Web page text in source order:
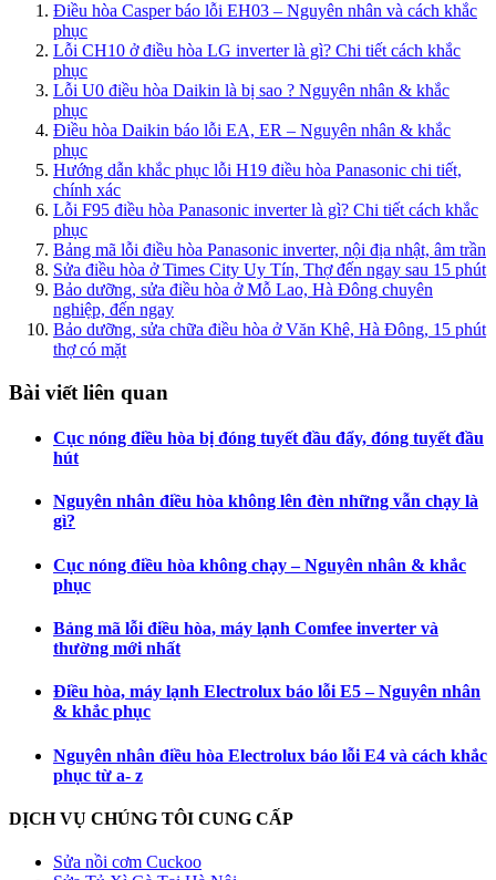
Điều hòa Casper báo lỗi EH03 – Nguyên nhân và cách khắc
phục
Lỗi CH10 ở điều hòa LG inverter là gì? Chi tiết cách khắc
phục
Lỗi U0 điều hòa Daikin là bị sao ? Nguyên nhân & khắc
phục
Điều hòa Daikin báo lỗi EA, ER – Nguyên nhân & khắc
phục
Hướng dẫn khắc phục lỗi H19 điều hòa Panasonic chi tiết,
chính xác
Lỗi F95 điều hòa Panasonic inverter là gì? Chi tiết cách khắc
phục
Bảng mã lỗi điều hòa Panasonic inverter, nội địa nhật, âm trần
Sửa điều hòa ở Times City Uy Tín, Thợ đến ngay sau 15 phút
Bảo dưỡng, sửa điều hòa ở Mỗ Lao, Hà Đông chuyên
nghiệp, đến ngay
Bảo dưỡng, sửa chữa điều hòa ở Văn Khê, Hà Đông, 15 phút
thợ có mặt
Bài viết liên quan
Cục nóng điều hòa bị đóng tuyết đầu đẩy, đóng tuyết đầu
hút
Nguyên nhân điều hòa không lên đèn những vẫn chạy là
gì?
Cục nóng điều hòa không chạy – Nguyên nhân & khắc
phục
Bảng mã lỗi điều hòa, máy lạnh Comfee inverter và
thường mới nhất
Điều hòa, máy lạnh Electrolux báo lỗi E5 – Nguyên nhân
& khắc phục
Nguyên nhân điều hòa Electrolux báo lỗi E4 và cách khắc
phục từ a- z
DỊCH VỤ CHÚNG TÔI CUNG CẤP
Sửa nồi cơm Cuckoo